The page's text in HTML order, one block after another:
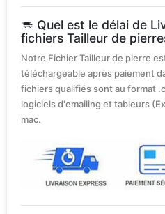
Quel est le délai de
fichiers Tailleur de
Notre Fichier Tailleur de pierre
téléchargeable après paiement
fichiers qualifiés sont au format
logiciels d'emailing et tableurs
mac.